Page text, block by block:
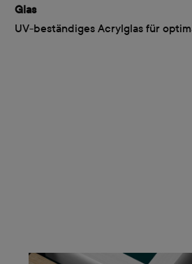
Glas
UV-beständiges Acrylglas für